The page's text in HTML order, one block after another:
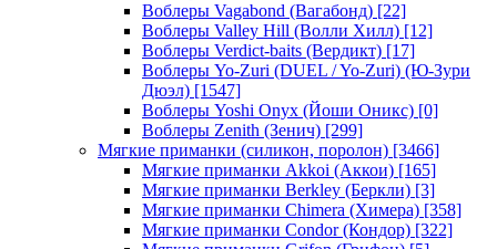
Воблеры Vagabond (Вагабонд) [22]
Воблеры Valley Hill (Волли Хилл) [12]
Воблеры Verdict-baits (Вердикт) [17]
Воблеры Yo-Zuri (DUEL / Yo-Zuri) (Ю-Зури
Дюэл) [1547]
Воблеры Yoshi Onyx (Йоши Оникс) [0]
Воблеры Zenith (Зенич) [299]
Мягкие приманки (силикон, поролон) [3466]
Мягкие приманки Akkoi (Аккои) [165]
Мягкие приманки Berkley (Беркли) [3]
Мягкие приманки Chimera (Химера) [358]
Мягкие приманки Condor (Кондор) [322]